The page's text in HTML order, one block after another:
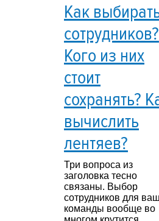
Как
сотрудников?
Кого из них
стоит
сохранять?
вычислить
лентяев?
Три вопроса из
заголовка тесно
связаны. Выбор
сотрудников для
команды вообще во